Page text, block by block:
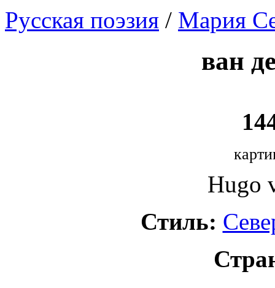
Русская поэзия / Мария
ван
Hugo
Стиль: